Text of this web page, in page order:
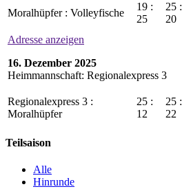
Moralhüpfer : Volleyfische
19 :
25
25 :
20
Adresse anzeigen
16. Dezember 2025
Heimmannschaft: Regionalexpress 3
Regionalexpress 3 :
Moralhüpfer
25 :
12
25 :
22
Teilsaison
Alle
Hinrunde